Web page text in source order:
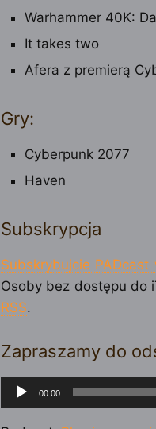
Warhammer 40K:
It takes two
Afera z premierą
Gry:
Cyberpunk 2077
Haven
Subskrypcja
Subskrybujcie PADcast
Osoby bez dostępu do
RSS.
Zapraszamy do
Odtwarzacz
plików
00:00